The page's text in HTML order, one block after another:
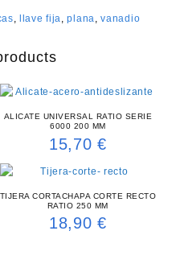
, llave fija,plana,vanadio
ALICATE UNIVERSAL RATIO SERIE
6000 200 MM
15,70€
TIJERA CORTACHAPA CORTE RECTO
RATIO 250 MM
18,90€